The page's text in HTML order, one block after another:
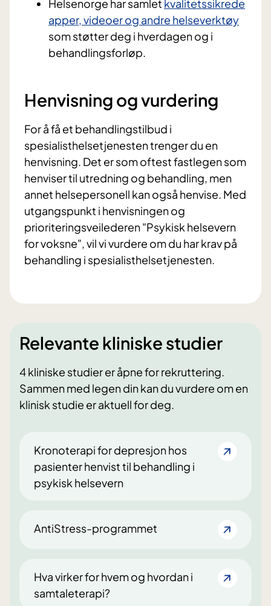
Helsenorge har samlet kvalitetssikrede
apper, videoer og andre helseverktøy
som støtter deg i hverdagen og i
behandlingsforløp.
Henvisning og vurdering
For å få et behandlingstilbud i
spesialisthelsetjenesten trenger du en
henvisning. Det er som oftest fastlegen som
henviser til utredning og behandling, men
annet helsepersonell kan også henvise. Med
utgangspunkt i henvisningen og
prioriteringsveilederen "Psykisk helsevern
for voksne", vil vi vurdere om du har krav på
behandling i spesialisthelsetjenesten.
Relevante kliniske studier
4 kliniske studier er åpne for rekruttering.
Sammen med legen din kan du vurdere om en
klinisk studie er aktuell for deg.
Kronoterapi for depresjon hos
pasienter henvist til behandling i
psykisk helsevern
AntiStress-programmet
Hva virker for hvem og hvordan i
samtaleterapi?